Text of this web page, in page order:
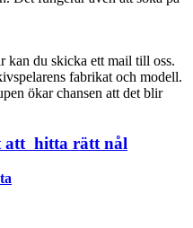
kan du skicka ett mail till oss.
fabrikat och modell.
ökar chansen att det blir
att hitta rätt nål